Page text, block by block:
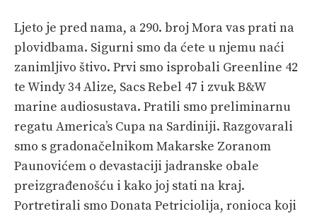
Ljeto je pred nama, a 290. broj Mora vas prati na
plovidbama. Sigurni smo da ćete u njemu naći
zanimljivo štivo. Prvi smo isprobali Greenline 42
te Windy 34 Alize, Sacs Rebel 47 i zvuk B&W
marine audiosustava. Pratili smo preliminarnu
regatu America’s Cupa na Sardiniji. Razgovarali
smo s gradonačelnikom Makarske Zoranom
Paunovićem o devastaciji jadranske obale
preizgrađenošću i kako joj stati na kraj.
Portretirali smo Donata Petriciolija, ronioca koji